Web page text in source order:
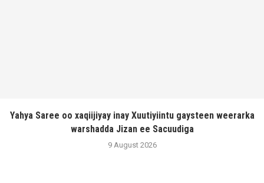
Yahya Saree oo xaqiijiyay inay Xuutiyiintu gaysteen weerarka
warshadda Jizan ee Sacuudiga
9 August 2026